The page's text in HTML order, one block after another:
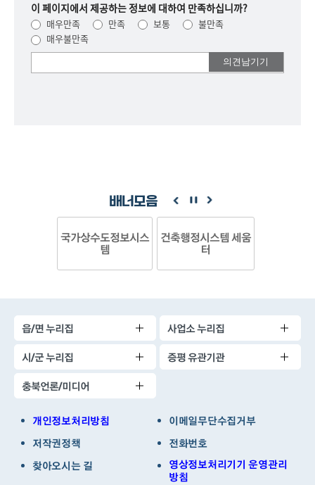
이 페이지에서 제공하는 정보에 대하여 만족하십니까?
매우만족 만족 보통
불만족
매우불만족
의견을
배너모음
국가상수도정보시스
템
건축행정시스템 세움
터
읍/면 누리집
사업소 누리집
시/군 누리집
증평 유관기관
충북언론/미디어
개인정보처리방침
이메일무단수집거부
저작권정책
전화번호
찾아오시는 길
영상정보처리기기 운영관리
방침